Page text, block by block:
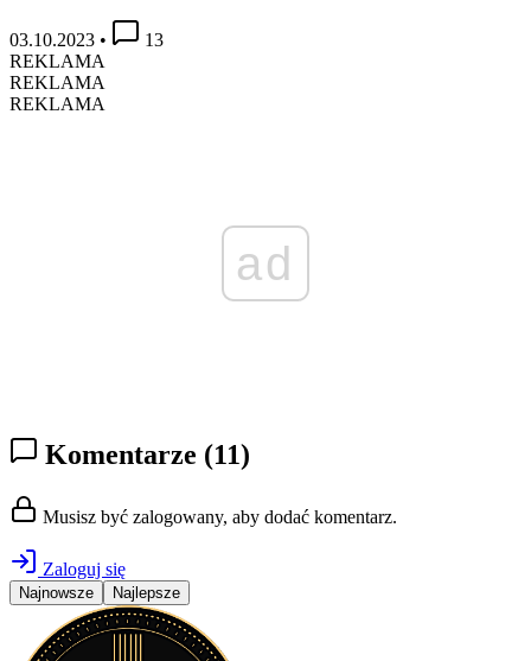
03.10.2023 •
13
REKLAMA
REKLAMA
REKLAMA
ad
Komentarze (11)
Musisz być zalogowany, aby dodać komentarz.
Zaloguj się
Najnowsze Najlepsze